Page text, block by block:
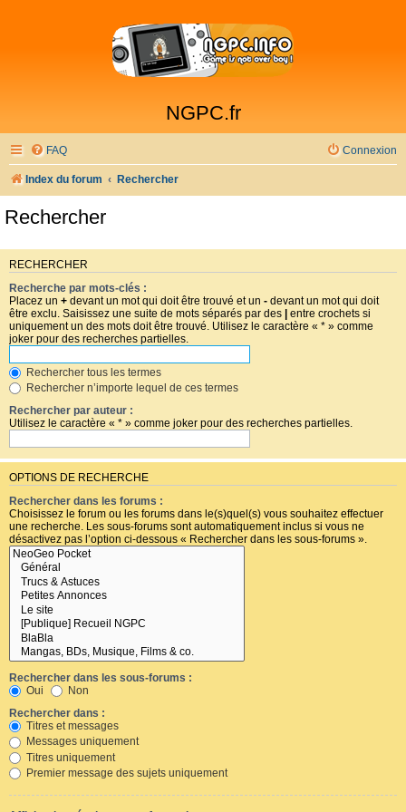
NGPC.fr
FAQ Connexion
Index du forum Rechercher
Rechercher
RECHERCHER
Recherche par mots-clés :
Placez un + devant un mot qui doit être trouvé et un - devant un mot qui doit
être exclu. Saisissez une suite de mots séparés par des | entre crochets si
uniquement un des mots doit être trouvé. Utilisez le caractère « * » comme
joker pour des recherches partielles.
Rechercher tous les termes
Rechercher n’importe lequel de ces termes
Rechercher par auteur :
Utilisez le caractère « * » comme joker pour des recherches partielles.
OPTIONS DE RECHERCHE
Rechercher dans les forums :
Choisissez le forum ou les forums dans le(s)quel(s) vous souhaitez effectuer
une recherche. Les sous-forums sont automatiquement inclus si vous ne
désactivez pas l’option ci-dessous « Rechercher dans les sous-forums ».
Rechercher dans les sous-forums :
Oui
Non
Rechercher dans :
Titres et messages
Messages uniquement
Titres uniquement
Premier message des sujets uniquement